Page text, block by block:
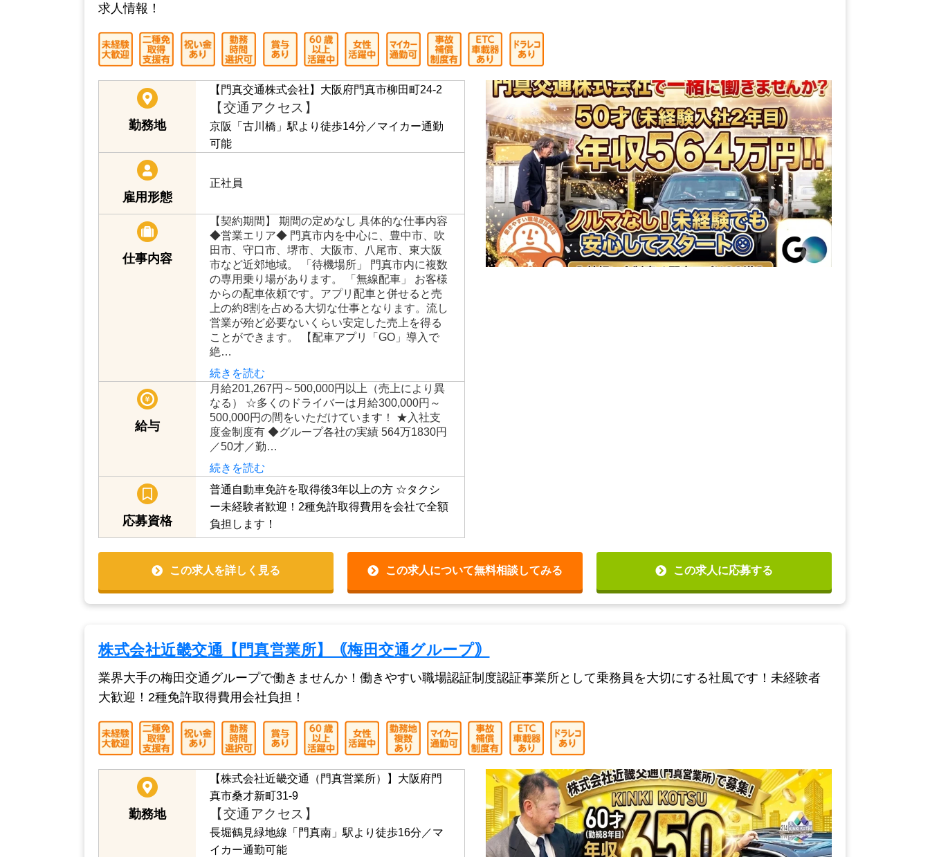
求人情報！
勤務地
【門真交通株式会社】大阪府門真市柳田町24-2
【交通アクセス】
京阪「古川橋」駅より徒歩14分／マイカー通勤
可能
雇用形態
正社員
仕事内容
【契約期間】 期間の定めなし 具体的な仕事内容
◆営業エリア◆ 門真市内を中心に、豊中市、吹
田市、守口市、堺市、大阪市、八尾市、東大阪
市など近郊地域。 「待機場所」 門真市内に複数
の専用乗り場があります。 「無線配車」 お客様
からの配車依頼です。アプリ配車と併せると売
上の約8割を占める大切な仕事となります。流し
営業が殆ど必要ないくらい安定した売上を得る
ことができます。 【配車アプリ「GO」導入で
絶…
続きを読む
給与
月給201,267円～500,000円以上（売上により異
なる） ☆多くのドライバーは月給300,000円～
500,000円の間をいただけています！ ★入社支
度金制度有 ◆グループ各社の実績 564万1830円
／50才／勤…
続きを読む
応募資格
普通自動車免許を取得後3年以上の方 ☆タクシ
ー未経験者歓迎！2種免許取得費用を会社で全額
負担します！
この求人を詳しく見る この求人について無料相談してみる この求人に応募する
株式会社近畿交通【門真営業所】｟梅田交通グループ｠
業界大手の梅田交通グループで働きませんか！働きやすい職場認証制度認証事業所として乗務員を大切にする社風です！未経験者
大歓迎！2種免許取得費用会社負担！
勤務地
【株式会社近畿交通（門真営業所）】大阪府門
真市桑才新町31-9
【交通アクセス】
長堀鶴見緑地線「門真南」駅より徒歩16分／マ
イカー通勤可能